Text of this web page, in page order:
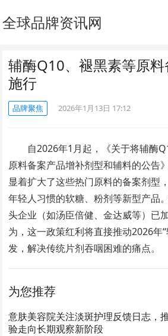
全球品牌资讯网
辅酶Q10、褪黑素等原
施行
品牌聚焦 2026年1月13日 17:12
自2026年1月起，《关于将辅酶
原料备案产品增补剂型和辅料的公告
显着扩大了这些热门原料的备案剂型
年轻人习惯的软糖、粉剂等新型产品
头企业（如汤臣倍健、金达威等）已
为，这一政策红利将直接推动2026年
发，解决传统片剂吞咽困难的痛点。
为您推荐
意肤美容院关注淡斑护理反馈日志，
验走向长期观察新阶段